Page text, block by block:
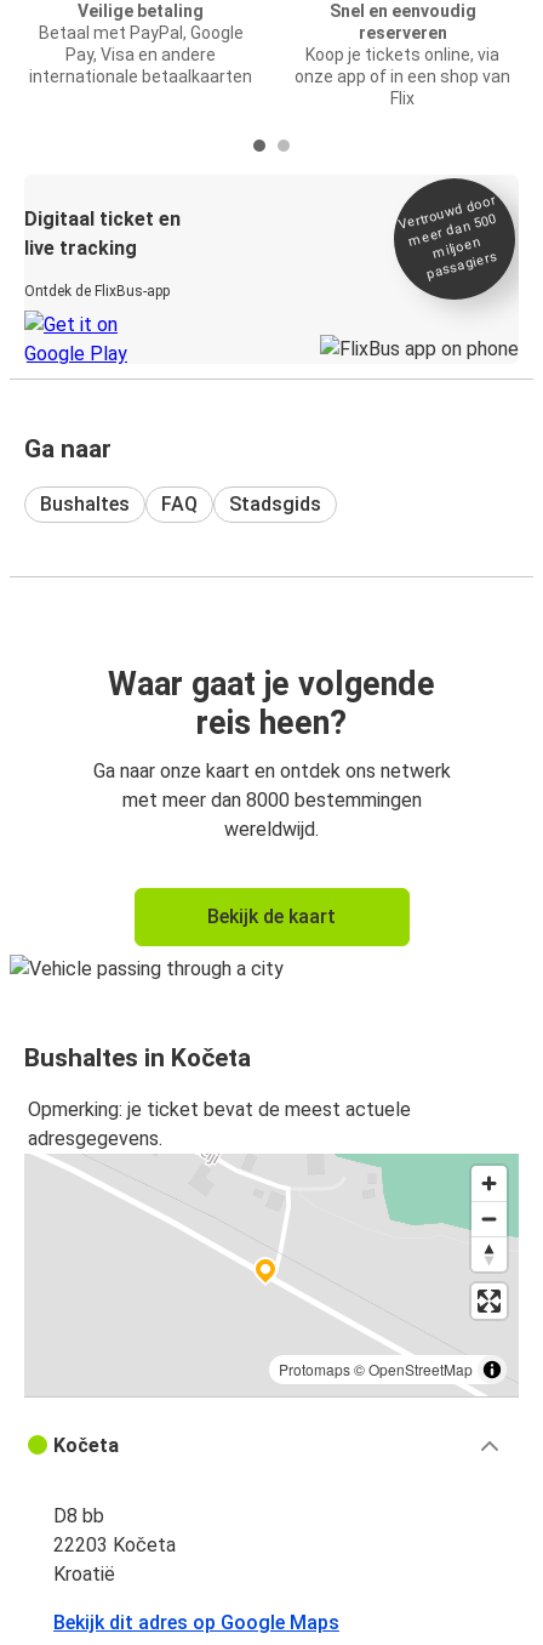
Veilige betaling
Betaal met PayPal, Google
Pay, Visa en andere
internationale betaalkaarten
Snel en eenvoudig
reserveren
Koop je tickets online, via
onze app of in een shop van
Flix
Digitaal ticket en
live tracking
Ontdek de FlixBus-app
Vertrou
wd door
meer dan 500
miljoen
passagiers
Ga naar
Bushaltes FAQ Stadsgids
Waar gaat je volgende
reis heen?
Ga naar onze kaart en ontdek ons netwerk
met meer dan 8000 bestemmingen
wereldwijd.
Bekijk de kaart
Bushaltes in Kočeta
Opmerking: je ticket bevat de meest actuele
adresgegevens.
Protomaps©OpenStreetMap
Kočeta
D8 bb
22203 Kočeta
Kroatië
Bekijk dit adres op Google Maps